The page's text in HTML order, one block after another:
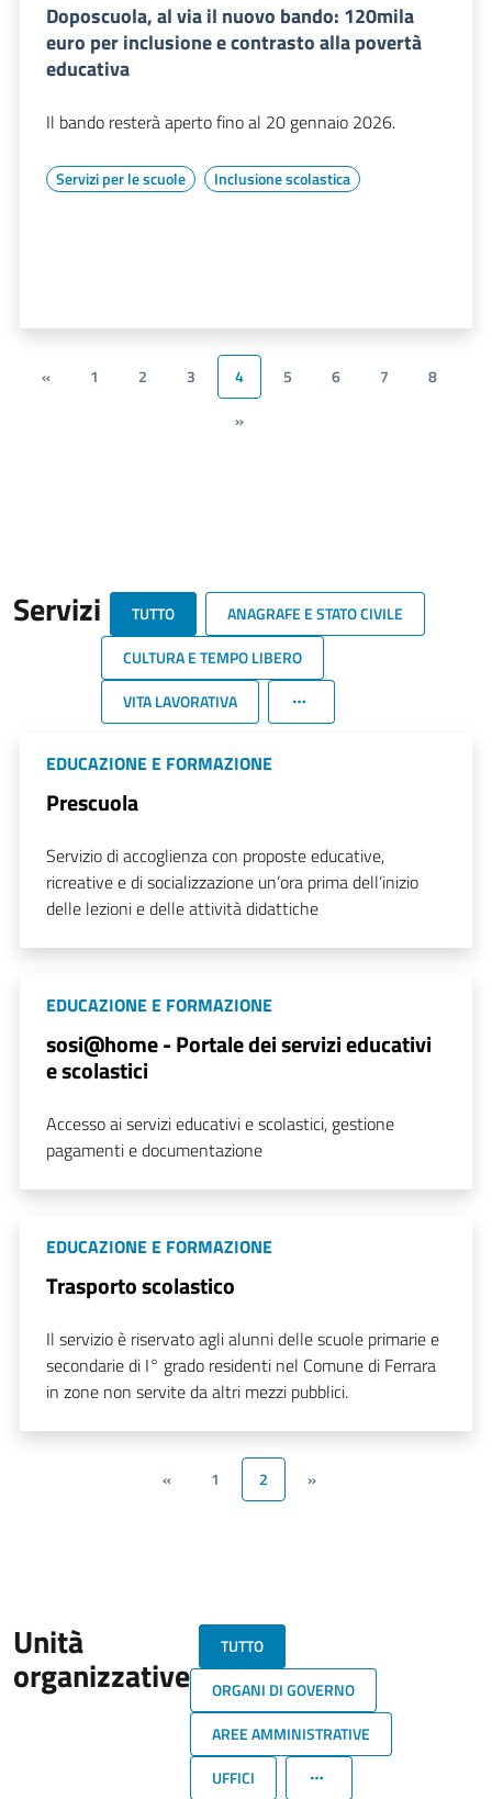
Doposcuola, al via il nuovo bando: 120mila
euro per inclusione e contrasto alla povertà
educativa
Il bando resterà aperto fino al 20 gennaio 2026.
Servizi per le scuole Inclusione scolastica
« 1 2 3 4 5 6 7
8
»
Servizi TUTTO
ANAGRAFE E STATO CIVILE
CULTURA E TEMPO LIBERO
VITA LAVORATIVA
EDUCAZIONE E FORMAZIONE
Prescuola
Servizio di accoglienza con proposte educative,
ricreative e di socializzazione un’ora prima dell’inizio
delle lezioni e delle attività didattiche
EDUCAZIONE E FORMAZIONE
sosi@home - Portale dei servizi educativi
e scolastici
Accesso ai servizi educativi e scolastici, gestione
pagamenti e documentazione
EDUCAZIONE E FORMAZIONE
Trasporto scolastico
Il servizio è riservato agli alunni delle scuole primarie e
secondarie di I° grado residenti nel Comune di Ferrara
in zone non servite da altri mezzi pubblici.
« 1 2 »
Unità
organizzative
TUTTO
ORGANI DI GOVERNO
AREE AMMINISTRATIVE
UFFICI